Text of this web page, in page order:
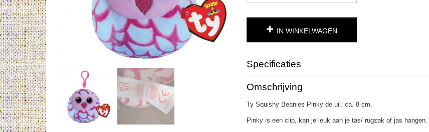
IN WINKELWAGEN
Specificaties
Productcode
EAN code
Omschrijving
Ty Squishy Beanies Pinky de uil. ca. 8 cm.
Pinky is een clip, kan je leuk aan je tas/ rugzak of jas hangen.